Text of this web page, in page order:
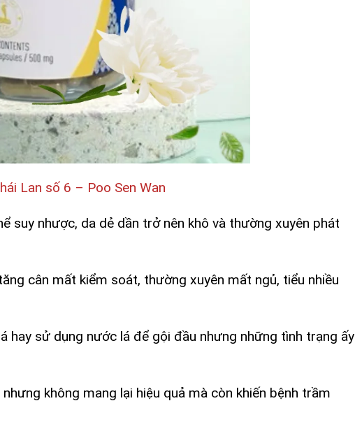
Lan số 6 – Poo Sen Wan
suy nhược, da dẻ dần trở nên khô và thường xuyên phát
cân mất kiểm soát, thường xuyên mất ngủ, tiểu nhiều
hay sử dụng nước lá để gội đầu nhưng những tình trạng ấy
không mang lại hiệu quả mà còn khiến bệnh trầm